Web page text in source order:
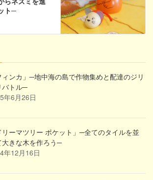
ト─
ィンカ」─地中海の島で作物集めと配達のジリ
バトル─
年6月26日
リーマツリー ポケット」─全てのタイルを並
大きな木を作ろう─
年12月16日